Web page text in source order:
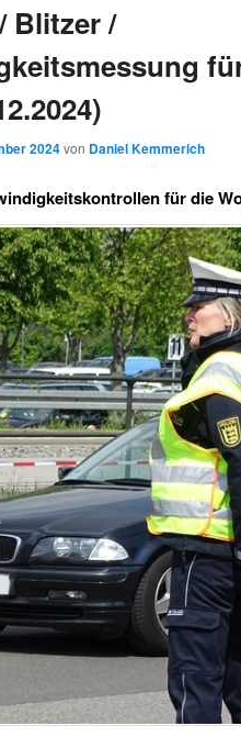
Blitzer /
2024von Daniel Kemmerich
für die